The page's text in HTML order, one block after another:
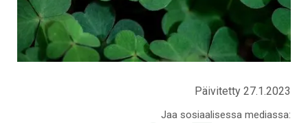
Päivitetty 27.1.2023
Jaa sosiaalisessa mediassa: